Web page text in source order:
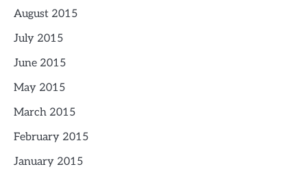
August 2015
July 2015
June 2015
May 2015
March 2015
February 2015
January 2015